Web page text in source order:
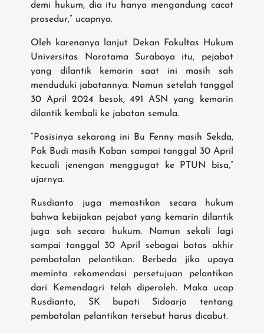
demi hukum, dia itu hanya mengandung cacat
prosedur,” ucapnya.
Oleh karenanya lanjut Dekan Fakultas Hukum
Universitas Narotama Surabaya itu, pejabat
yang dilantik kemarin saat ini masih sah
menduduki jabatannya. Namun setelah tanggal
30 April 2024 besok, 491 ASN yang kemarin
dilantik kembali ke jabatan semula.
“Posisinya sekarang ini Bu Fenny masih Sekda,
Pak Budi masih Kaban sampai tanggal 30 April
kecuali jenengan menggugat ke PTUN bisa,”
ujarnya.
Rusdianto juga memastikan secara hukum
bahwa kebijakan pejabat yang kemarin dilantik
juga sah secara hukum. Namun sekali lagi
sampai tanggal 30 April sebagai batas akhir
pembatalan pelantikan. Berbeda jika upaya
meminta rekomendasi persetujuan pelantikan
dari Kemendagri telah diperoleh. Maka ucap
Rusdianto, SK bupati Sidoarjo tentang
pembatalan pelantikan tersebut harus dicabut.